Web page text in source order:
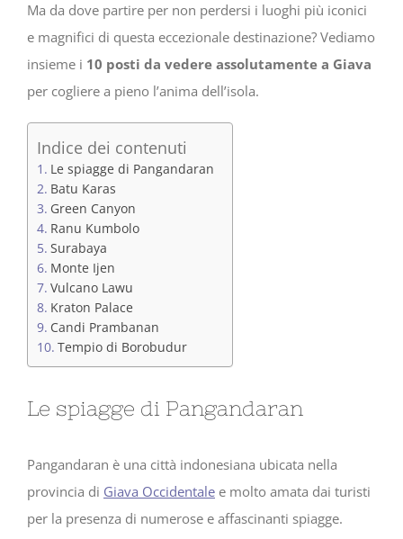
Ma da dove partire per non perdersi i luoghi più iconici
e magnifici di questa eccezionale destinazione? Vediamo
insieme i 10 posti da vedere assolutamente a Giava
per cogliere a pieno l’anima dell’isola.
Indice dei contenuti
Le spiagge di Pangandaran
Batu Karas
Green Canyon
Ranu Kumbolo
Surabaya
Monte Ijen
Vulcano Lawu
Kraton Palace
Candi Prambanan
Tempio di Borobudur
Le spiagge di Pangandaran
Pangandaran è una città indonesiana ubicata nella
provincia di Giava Occidentale e molto amata dai turisti
per la presenza di numerose e affascinanti spiagge.